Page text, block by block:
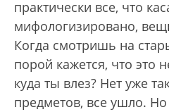
практически все, что
мифологизировано,
Когда смотришь на
порой кажется, что это
куда ты влез? Нет уже
предметов, все ушло. Но